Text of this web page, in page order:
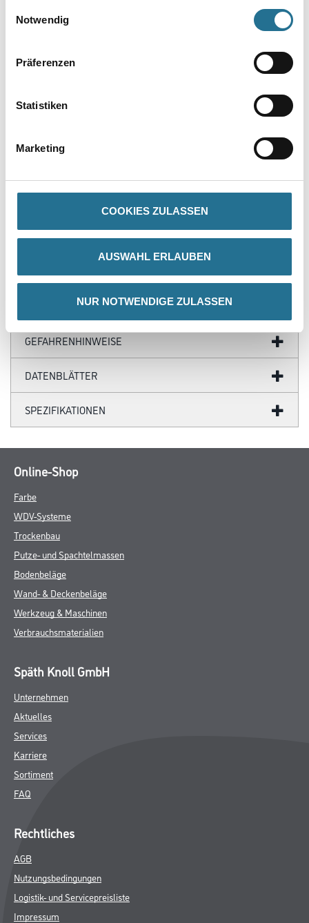
Notwendig
Präferenzen
Statistiken
Marketing
COOKIES ZULASSEN
AUSWAHL ERLAUBEN
NUR NOTWENDIGE ZULASSEN
PRODUKTEIGENSCHAFTEN
Produkteigenschaft
- Bestandteil der 2. Fensterdichtebene
- Maße: 200 x 170 mm
- 1 Set = 1x linke und 1x rechte Dichtecke
ZUSATZINFOS
GEFAHRENHINWEISE
DATENBLÄTTER
SPEZIFIKATIONEN
Online-Shop
Farbe
WDV-Systeme
Trockenbau
Putze- und Spachtelmassen
Bodenbeläge
Wand- & Deckenbeläge
Werkzeug & Maschinen
Verbrauchsmaterialien
Späth Knoll GmbH
Unternehmen
Aktuelles
Services
Karriere
Sortiment
FAQ
Rechtliches
AGB
Nutzungsbedingungen
Logistik- und Servicepreisliste
Impressum